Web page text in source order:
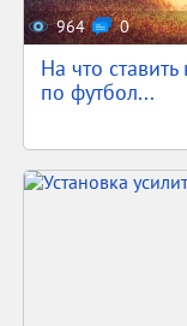
964 0
На что
по футбол...